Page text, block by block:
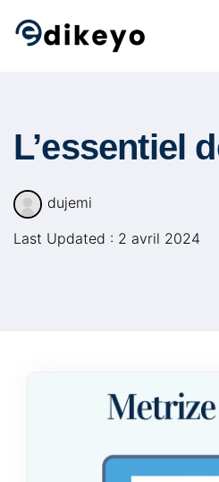
L’essentiel
dujemi
Last Updated : 2 avril 2024